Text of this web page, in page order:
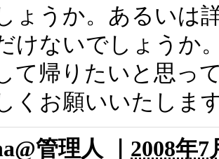
ょうか。あるいは
けないでしょうか
て帰りたいと思っ
くお願いいたしま
管理人 ｜ 2008年7